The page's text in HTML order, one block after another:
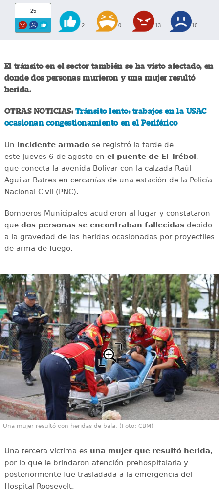
25
2 0 13 10
El tránsito en el sector también se ha visto afectado, en
donde dos personas murieron y una mujer resultó
herida.
OTRAS NOTICIAS: Tránsito lento: trabajos en la USAC
ocasionan congestionamiento en el Periférico
Un incidente armadose registró la tarde de
este jueves 6 de agosto en el puente de El Trébol,
que conecta la avenida Bolívar con la calzada Raúl
Aguilar Batres en cercanías de una estación de la Policía
Nacional Civil (PNC).
Bomberos Municipales acudieron al lugar y constataron
que dos personas se encontraban fallecidasdebido
a la gravedad de las heridas ocasionadas por proyectiles
de arma de fuego.
Una mujer resultó con heridas de bala. (Foto: CBM)
Una tercera víctima es una mujer que resultó herida,
por lo que le brindaron atención prehospitalaria y
posteriormente fue trasladada a la emergencia del
Hospital Roosevelt.